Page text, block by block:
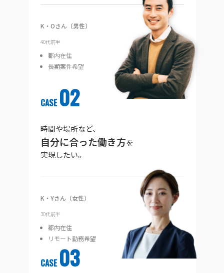
K・Oさん（男性）
40代前半
都内在住
長期案件希望
CASE 02
時間や場所など、
自分に合った働き方を
実現したい。
K・Yさん（女性）
30代前半
都内在住
リモート勤務希望
CASE 03